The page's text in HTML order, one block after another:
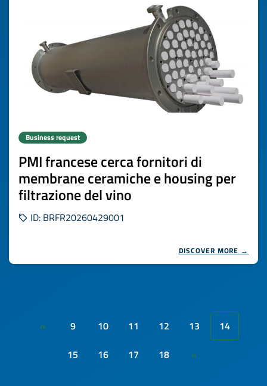
Business request
PMI francese cerca fornitori di
membrane ceramiche e housing per
filtrazione del vino
ID: BRFR20260429001
DISCOVER MORE →
« 9 10 11 12 13
14
15
16 17 18 »